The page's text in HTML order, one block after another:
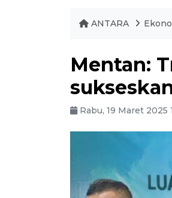
ANTARA
Mentan:
Rabu, 19 Maret 2025